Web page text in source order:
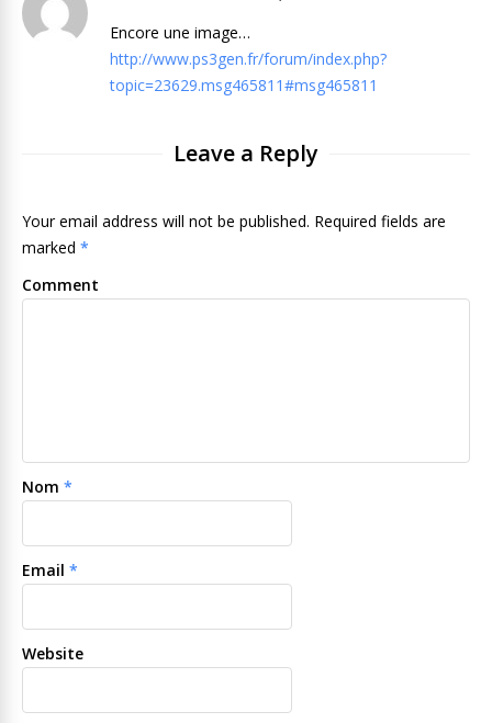
Encore une image…
http://www.ps3gen.fr/forum/index.php?
topic=23629.msg465811#msg465811
Leave a Reply
Your email address will not be published. Required fields are
marked *
Comment
Nom *
Email *
Website